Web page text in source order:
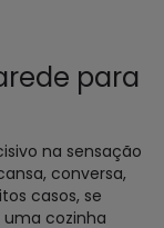
para
na sensação
conversa,
casos, se
cozinha